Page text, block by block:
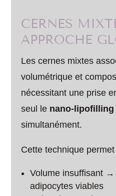
CERNES
APPROCHE
Les cernes mixtes
volumétrique et
nécessitant une prise
seul le nano-lipofilling
simultanément.
Cette technique
Volume insuffisant
adipocytes viables